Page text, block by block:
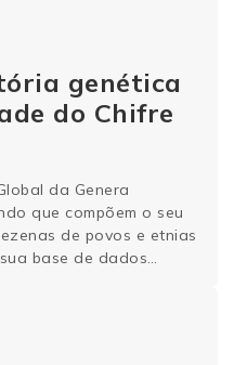
genética
do Chifre
da Genera
que compõem o seu
de povos e etnias
base de dados